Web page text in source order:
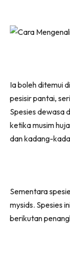
Ia boleh ditemui
pesisir pantai,
Spesies dewasa
ketika musim
dan kadang-
Sementara
mysids. Spesies
berikutan